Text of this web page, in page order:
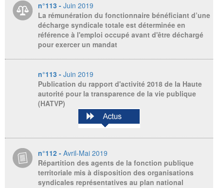
n°113 - Juin 2019
La rémunération du fonctionnaire bénéficiant d’une
décharge syndicale totale est déterminée en
référence à l'emploi occupé avant d'être déchargé
pour exercer un mandat
n°113 - Juin 2019
Publication du rapport d'activité 2018 de la Haute
autorité pour la transparence de la vie publique
(HATVP)
n°112 - Avril-Mai 2019
Répartition des agents de la fonction publique
territoriale mis à disposition des organisations
syndicales représentatives au plan national